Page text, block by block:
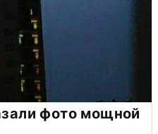
фото мощной